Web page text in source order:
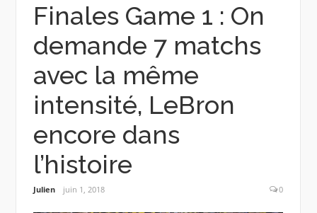
Finales Game 1 : On
demande 7 matchs
avec la même
intensité, LeBron
encore dans
l’histoire
Julien juin 1, 2018 0